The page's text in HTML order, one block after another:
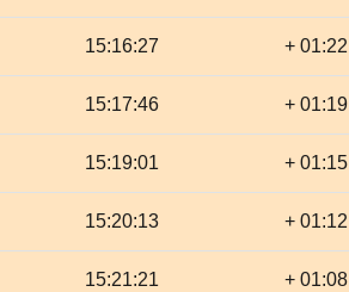
15:16:27 + 01:22
15:17:46 + 01:19
15:19:01 + 01:15
15:20:13 + 01:12
15:21:21 + 01:08